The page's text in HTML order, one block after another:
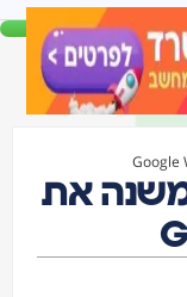
את